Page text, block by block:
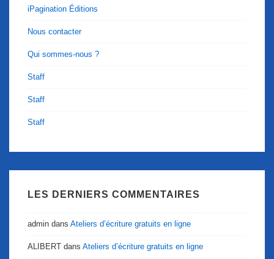
iPagination Éditions
Nous contacter
Qui sommes-nous ?
Staff
Staff
Staff
LES DERNIERS COMMENTAIRES
admin dans Ateliers d’écriture gratuits en ligne
ALIBERT dans Ateliers d’écriture gratuits en ligne